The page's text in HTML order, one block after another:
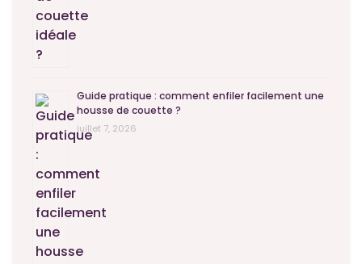
Guide pratique : comment enfiler facilement une
housse de couette ?
juillet 7, 2026